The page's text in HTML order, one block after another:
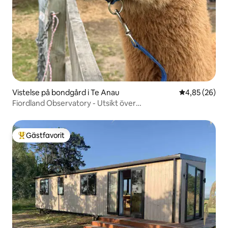
Vistelse på bondgård i Te Anau 4,85 av 5 i
4,85 (26)
Fiordland Observatory - Utsikt över
Populär gästfavorit
Gästfavorit